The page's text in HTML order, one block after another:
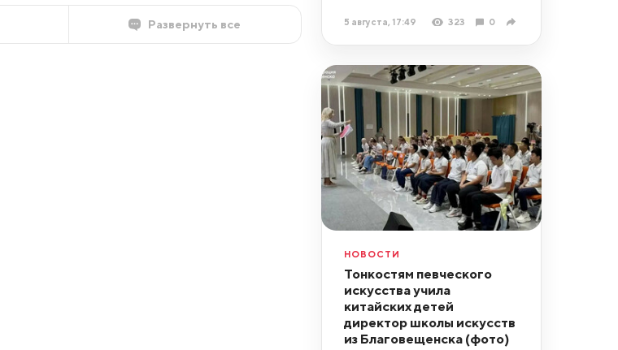
Развернуть все 5 августа, 17:49 323 0
НОВОСТИ
Тонкостям певческого
искусства учила
китайских детей
директор школы искусств
из Благовещенска (фото)